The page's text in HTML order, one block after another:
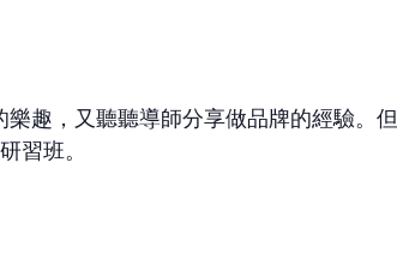
趣，又聽聽導師分享做品牌的經驗。但
習班。